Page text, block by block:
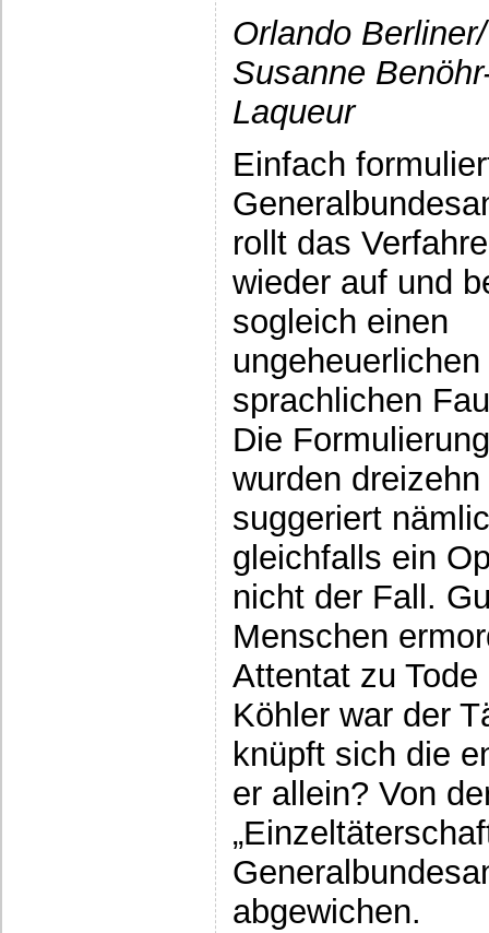
Orlando Berliner/
Susanne
Laqueur
Einfach
rollt das
wieder auf und
sogleich einen
ungeheuerlichen
sprachlichen
Die
wurden
suggeriert
gleichfalls ein
nicht der Fall.
Menschen
Attentat zu
Köhler war der
knüpft sich die
er allein? Von
abgewichen.